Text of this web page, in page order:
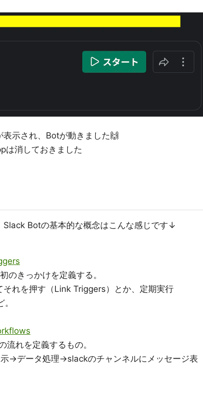
示され、Botが動きました🙌
は消しておきました
Botの基本的な概念はこんな感じです↓
のきっかけを定義する。
それを押す（Link Triggers）とか、定期実行
れを定義するもの。
→データ処理→slackのチャンネルにメッセージ表